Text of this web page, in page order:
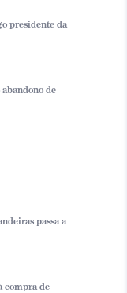
presidente da
de
passa a
compra de